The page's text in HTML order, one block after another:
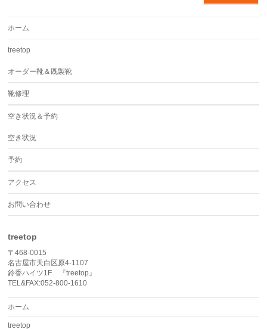
ホーム
treetop
オーダー靴＆既製靴
靴修理
空き状況＆予約
空き状況
予約
アクセス
お問い合わせ
treetop
〒468-0015
名古屋市天白区原4-1107
鈴香ハイツ1F 『treetop』
TEL&FAX:052-800-1610
ホーム
treetop